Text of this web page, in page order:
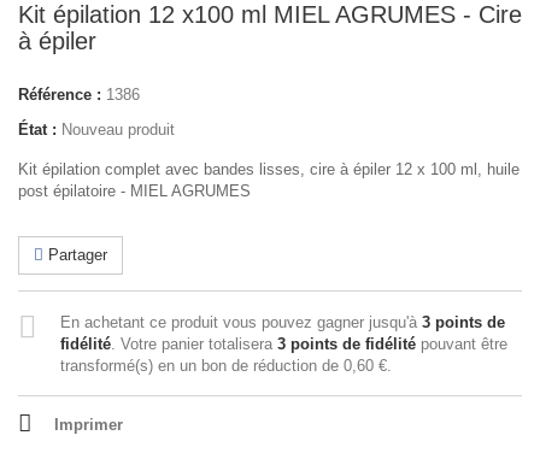
Kit épilation 12 x100 ml MIEL AGRUMES - Cire
à épiler
Référence : 1386
État : Nouveau produit
Kit épilation complet avec bandes lisses, cire à épiler 12 x 100 ml, huile
post épilatoire - MIEL AGRUMES
Partager
En achetant ce produit vous pouvez gagner jusqu'à 3 points de
fidélité. Votre panier totalisera 3 points de fidélité pouvant être
transformé(s) en un bon de réduction de 0,60 €.
Imprimer